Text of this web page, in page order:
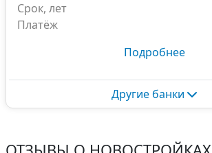
Срок, лет
Платёж
Подробнее
Другие банки